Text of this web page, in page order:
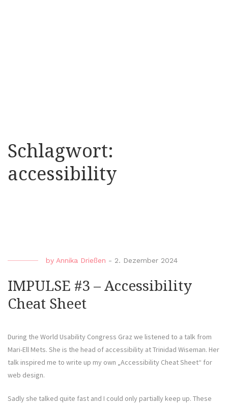
Schlagwort:
accessibility
by Annika Drießen - 2. Dezember 2024
IMPULSE #3 – Accessibility
Cheat Sheet
During the World Usability Congress Graz we listened to a talk from
Mari-Ell Mets. She is the head of accessibility at Trinidad Wiseman. Her
talk inspired me to write up my own „Accessibility Cheat Sheet“ for
web design.
Sadly she talked quite fast and I could only partially keep up. These